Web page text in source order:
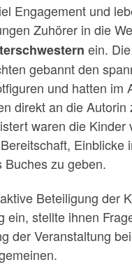
Engagement und
Zuhörer in die
ein.
gebannt den
und hatten im
direkt an die
waren die Kinder
Einblicke
Buches zu geben.
Beteiligung der
stellte ihnen
der Veranstaltung